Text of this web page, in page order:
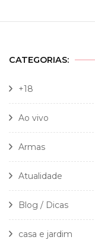
CATEGORIAS:
+18
Ao vivo
Armas
Atualidade
Blog / Dicas
casa e jardim